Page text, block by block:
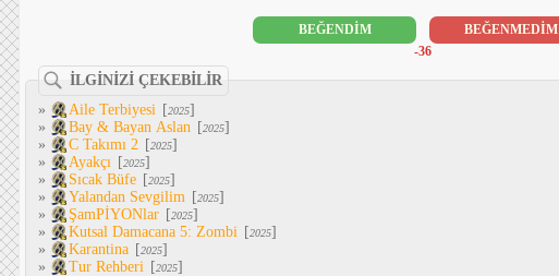
BEĞENDİM
BEĞENMEDİM
-36
İLGİNİZİ ÇEKEBİLİR
»
Aile Terbiyesi [2025]
»
Bay & Bayan Aslan [2025]
»
C Takımı 2 [2025]
»
Ayakçı [2025]
»
Sıcak Büfe [2025]
»
Yalandan Sevgilim [2025]
»
ŞamPİYONlar [2025]
»
Kutsal Damacana 5: Zombi [2025]
»
Karantina [2025]
»
Tur Rehberi [2025]